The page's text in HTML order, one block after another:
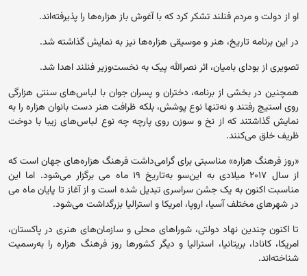
او از دولت و مردم فنلند تشکر کرد که با آغوش باز هزاره‌ها را پذیرفته‌اند.
در این برنامه تاریخ، هنر و موسیقی هزاره‌ها نیز به نمایش گذاشته شد.
تصویری از بودای بامیان، اثر نصرالله پیک به نخست‌وزیر فنلند اهدا شد.
همچنین در بخشی از برنامه، دختران و پسران جوان با لباس‌های سنتی هزارگی
روی استیج رفتند و نه‌تنها نوع پوشش، بلکه ظرافت هنر دست بانوان هزاره را به
نمایش گذاشتند که از نخ و سوزن روی پارچه چه نوع لباس‌های زیبا با دوخت
ظریف خلق می‌کنند.
«روز فرهنگ هزاره» مناسبتی برای گرامی‌داشت فرهنگ هزاره‌های جهان است که
از سال ۲۰۱۷ میلادی به این‌سو به‌تاریخ ۱۹ ماه می برگزار می‌شود. اما این
مناسبت اکنون به یک جشن سراسری تبدیل شده است و از آغاز تا پایان ماه می
در شهرهای مختلف آسیا، اروپا، امریکا و استرالیا بزرگداشت می‌شود.
تا اکنون چندین نهاد دولتی، شوراهای محلی و سازمان‌های هنری در پاکستان،
امریکا، کانادا، بریتانیا، استرالیا و دیگر کشورها روز فرهنگ هزاره را به‌رسمیت
شناخته‌اند.